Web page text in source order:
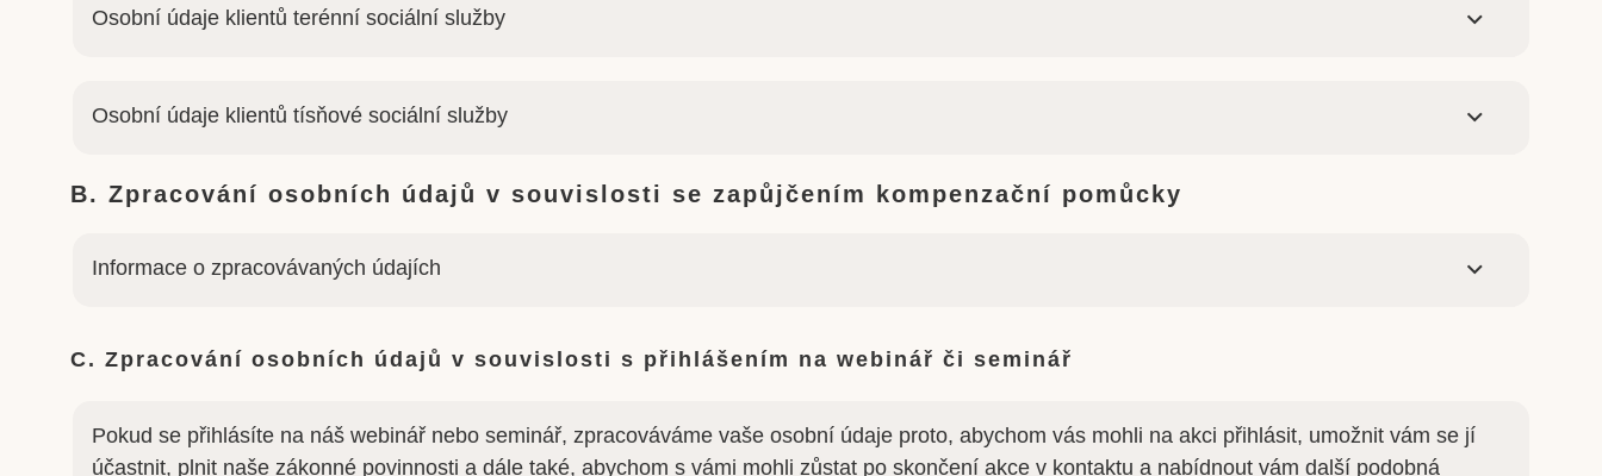
Osobní údaje klientů terénní sociální služby
Osobní údaje klientů tísňové sociální služby
B. Zpracování osobních údajů v souvislosti se zapůjčením kompenzační pomůcky
Informace o zpracovávaných údajích
C. Zpracování osobních údajů v souvislosti s přihlášením na webinář či seminář
Pokud se přihlásíte na náš webinář nebo seminář, zpracováváme vaše osobní údaje proto, abychom vás mohli na akci přihlásit, umožnit vám se jí
účastnit, plnit naše zákonné povinnosti a dále také, abychom s vámi mohli zůstat po skončení akce v kontaktu a nabídnout vám další podobná